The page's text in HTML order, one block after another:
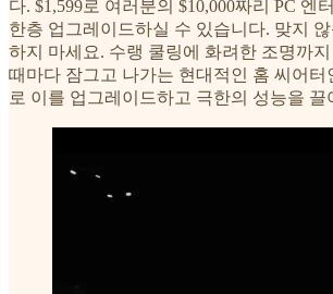
다. $1,599로 여러분의 $10,000짜리 PC 엔
한층 업그레이드하실 수 있습니다. 맞지
하지 마세요. 수랭 쿨링에 화려한 조명까
때마다 잠그고 나가는 현대적인 홈 씨어터
로 이를 업그레이드하고 극한의 성능을 끌